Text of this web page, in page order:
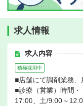
求人情報
求人内容
積極採用中
■店舗にて調剤業務、
■診療（営業）時間
17:00、土/9:00～